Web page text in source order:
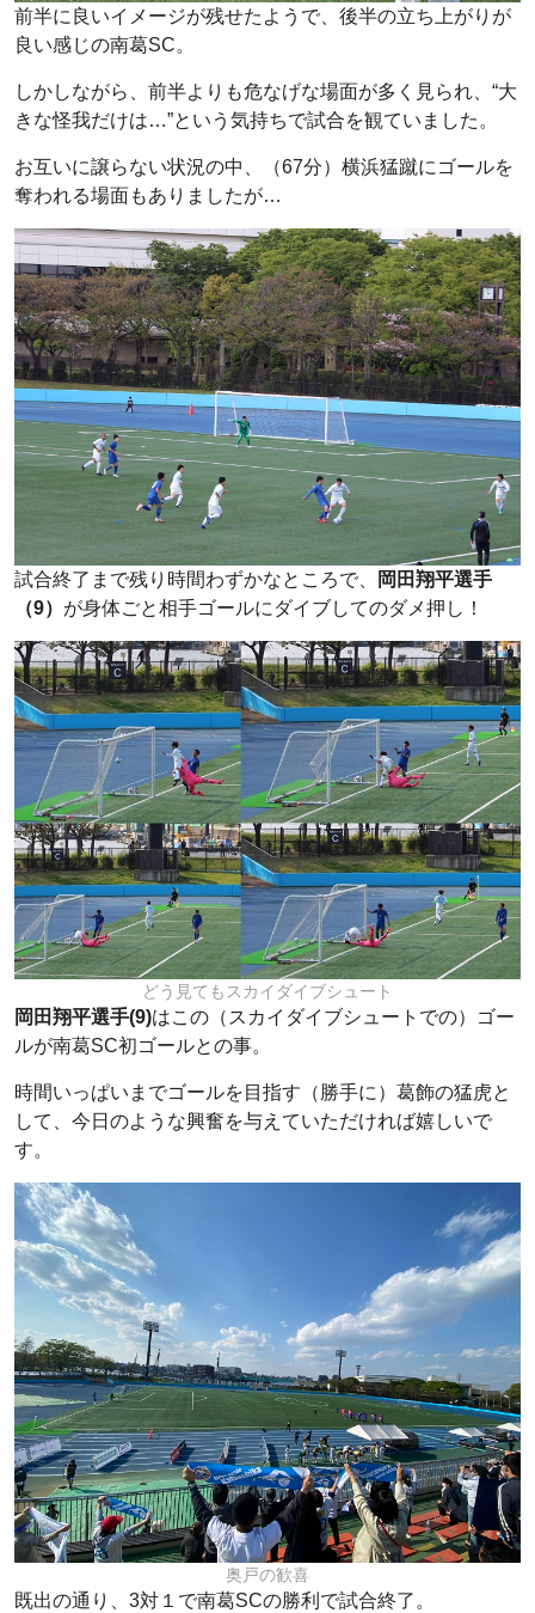
前半に良いイメージが残せたようで、後半の立ち上がりが
良い感じの南葛SC。
しかしながら、前半よりも危なげな場面が多く見られ、“大
きな怪我だけは…”という気持ちで試合を観ていました。
お互いに譲らない状況の中、（67分）横浜猛蹴にゴールを
奪われる場面もありましたが…
試合終了まで残り時間わずかなところで、
岡田翔平選手
（9） が身体ごと相手ゴールにダイブしてのダメ押し！
どう見てもスカイダイブシュート
岡田翔平選手(9)はこの（スカイダイブシュートでの）ゴー
ルが南葛SC初ゴールとの事。
時間いっぱいまでゴールを目指す（勝手に）葛飾の猛虎と
して、今日のような興奮を与えていただければ嬉しいで
す。
奥戸の歓喜
既出の通り、3対１で南葛SCの勝利で試合終了。